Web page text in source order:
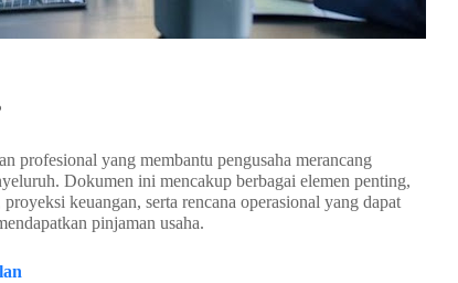
profesional yang membantu pengusaha merancang
Dokumen ini mencakup berbagai elemen penting,
keuangan, serta rencana operasional yang dapat
pinjaman usaha.